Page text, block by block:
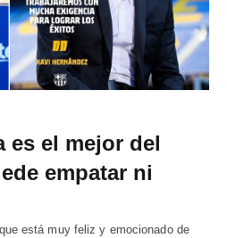
es el mejor del
empatar ni
está muy feliz y emocionado de